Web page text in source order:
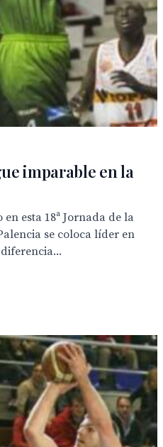
imparable en la
esta 18ª Jornada de la
se coloca líder en